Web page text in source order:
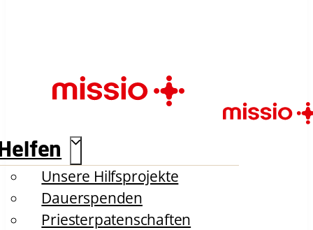
Unsere Hilfsprojekte
Dauerspenden
Priesterpatenschaften